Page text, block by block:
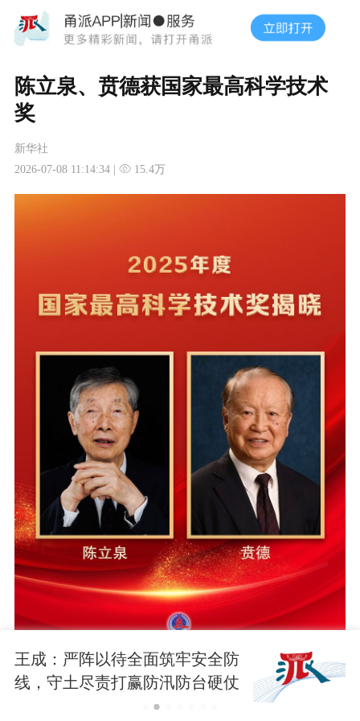
陈立泉、贲德获国家最高科学技术
奖
新华社
2026-07-08 11:14:34 |
15.4万
2025年度国家最高科学技术奖7月8日在京
王成：严阵以待全面筑牢安全防
线，守土尽责打赢防汛防台硬仗